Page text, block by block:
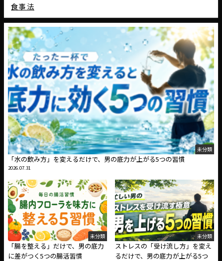
食事法
未分類
「水の飲み方」を変えるだけで、男の底力が上がる5つの習慣
2026.07.31
未分類
「腸を整える」だけで、男の底力
に差がつく5つの腸活習慣
未分類
ストレスの「受け流し方」を変え
るだけで、男の底力が上がる5つ